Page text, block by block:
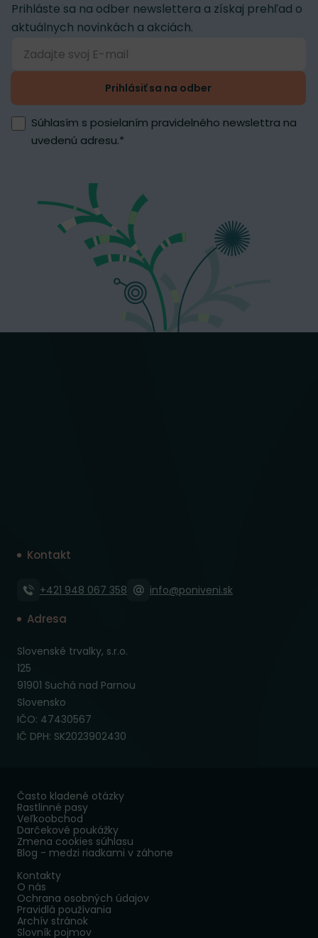
Prihláste sa na odber newslettera a získaj prehľad o
aktuálnych novinkách a akciách.
Prihlásiť sa na odber
Súhlasím s posielaním pravidelného newslettra na
uvedenú adresu.*
Kontakt
+421 948 067 358 info@poniveni.sk
Adresa
Slovenské trvalky, s.r.o.
125
91901 Suchá nad Parnou
Slovensko
IČO: 47430567
IČ DPH: SK2023902430
Často kladené otázky
Rastlinné pasy
Veľkoobchod
Darčekové poukážky
Zmena cookies súhlasu
Blog - medzi riadkami v záhone
Kontakty
O nás
Ochrana osobných údajov
Pravidlá používania
Archív stránok
Slovník pojmov